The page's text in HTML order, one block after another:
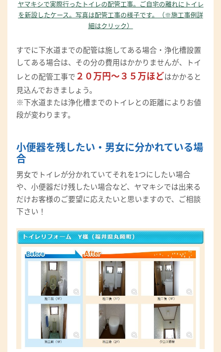
ヤマキシで実際行ったトイレの配管工事。ご自宅の離れにトイレ
を新設したケース。写真は配管工事の様子です。（※施工事例詳
細はクリック）
すでに下水道までの配管は施してある場合・浄化槽設置
してある場合は、その分の費用はかかりませんが、トイ
レとの配管工事で ２０万円～３５万ほどはかかると
見込んでおきましょう。
※下水道または浄化槽までのトイレとの距離によりお値
段が変わります。
小便器を残したい・男女に分かれている場
合
男女でトイレが分かれていてそれを1つにしたい場合
や、小便器だけ残したい場合など、ヤマキシでは出来る
だけお客様のご要望に応えたいと思いますので、ご相談
下さい！